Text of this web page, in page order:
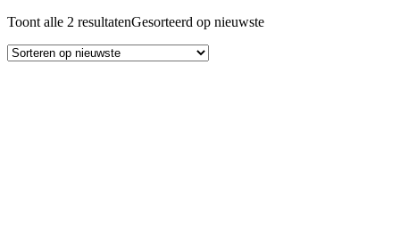
Toont alle 2 resultatenGesorteerd op nieuwste